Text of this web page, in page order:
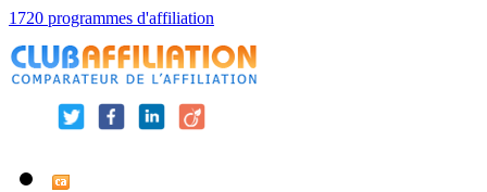
1720 programmes d'affiliation